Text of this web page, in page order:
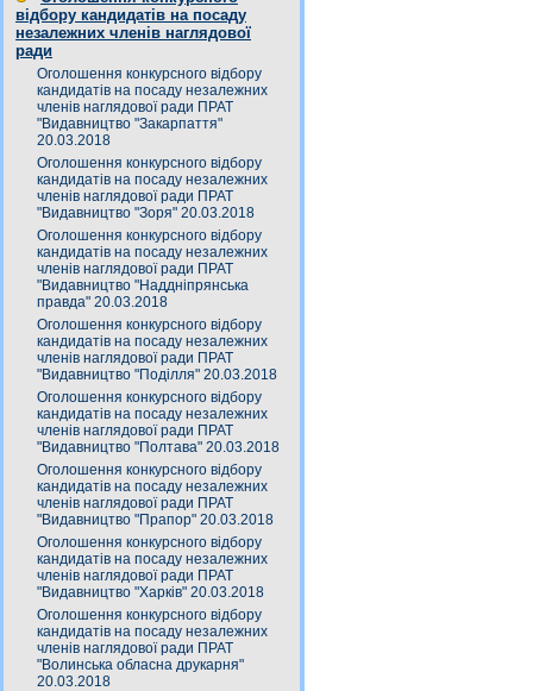
відбору кандидатів на посаду
незалежних членів наглядової
ради
Оголошення конкурсного відбору
кандидатів на посаду незалежних
членів наглядової ради ПРАТ
"Видавництво "Закарпаття"
20.03.2018
Оголошення конкурсного відбору
кандидатів на посаду незалежних
членів наглядової ради ПРАТ
"Видавництво "Зоря" 20.03.2018
Оголошення конкурсного відбору
кандидатів на посаду незалежних
членів наглядової ради ПРАТ
"Видавництво "Наддніпрянська
правда" 20.03.2018
Оголошення конкурсного відбору
кандидатів на посаду незалежних
членів наглядової ради ПРАТ
"Видавництво "Поділля" 20.03.2018
Оголошення конкурсного відбору
кандидатів на посаду незалежних
членів наглядової ради ПРАТ
"Видавництво "Полтава" 20.03.2018
Оголошення конкурсного відбору
кандидатів на посаду незалежних
членів наглядової ради ПРАТ
"Видавництво "Прапор" 20.03.2018
Оголошення конкурсного відбору
кандидатів на посаду незалежних
членів наглядової ради ПРАТ
"Видавництво "Харків" 20.03.2018
Оголошення конкурсного відбору
кандидатів на посаду незалежних
членів наглядової ради ПРАТ
"Волинська обласна друкарня"
20.03.2018